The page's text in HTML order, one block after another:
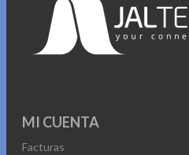
MI CUENTA
Facturas